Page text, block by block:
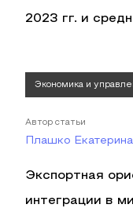
2023 гг. и
Экономика и
Автор статьи
Плашко
Экспортная
интеграции в